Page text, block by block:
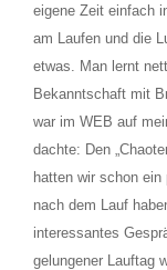
eigene Zeit einfach
am Laufen und die
etwas. Man lernt
Bekanntschaft mit
war im WEB auf
dachte: Den
hatten wir schon
nach dem Lauf
interessantes
gelungener Lauftag